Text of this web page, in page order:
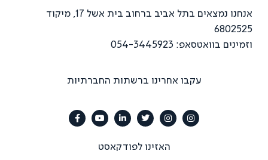
אנחנו נמצאים בתל אביב ברחוב בית אשל 17, מיקוד
6802525
וזמינים בוואטסאפ: 054-3445923
עקבו אחרינו ברשתות החברתיות
האזינו לפודקאסט